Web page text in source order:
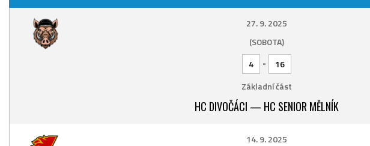
27. 9. 2025
(SOBOTA)
4
-
16
Základní část
HC DIVOČÁCI — HC SENIOR MĚLNÍK
14. 9. 2025